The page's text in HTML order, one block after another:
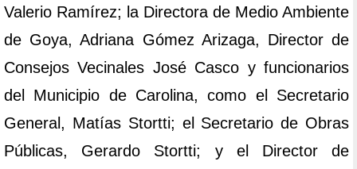
Valerio Ramírez; la Directora de Medio Ambiente
de Goya, Adriana Gómez Arizaga, Director de
Consejos Vecinales José Casco y funcionarios
del Municipio de Carolina, como el Secretario
General, Matías Stortti; el Secretario de Obras
Públicas, Gerardo Stortti; y el Director de